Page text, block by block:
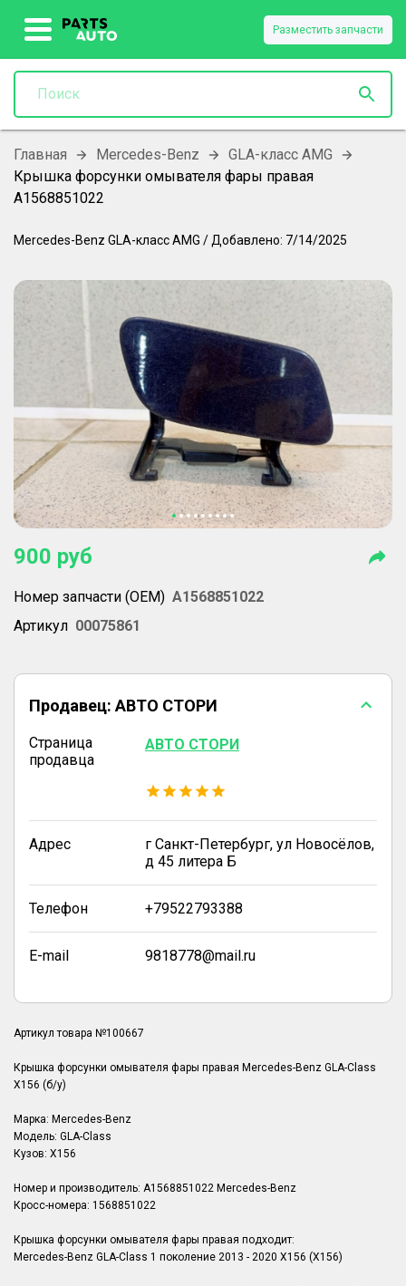
Разместить запчасти
Главная Mercedes-Benz
GLA-класс AMG
Крышка форсунки омывателя фары правая
A1568851022
Mercedes-Benz GLA-класс AMG / Добавлено: 7/14/2025
900 руб
Номер запчасти (OEM) A1568851022
Артикул 00075861
Продавец: АВТО СТОРИ
Страница
продавца
АВТО СТОРИ
Адрес
г Санкт-Петербург, ул Новосёлов,
д 45 литера Б
Телефон +79522793388
E-mail 9818778@mail.ru
Артикул товара №100667
Крышка форсунки омывателя фары правая Mercedes-Benz GLA-Class
X156 (б/у)
Марка: Mercedes-Benz
Модель: GLA-Class
Кузов: X156
Номер и производитель: A1568851022 Mercedes-Benz
Кросс-номера: 1568851022
Крышка форсунки омывателя фары правая подходит:
Mercedes-Benz GLA-Class 1 поколение 2013 - 2020 X156 (X156)